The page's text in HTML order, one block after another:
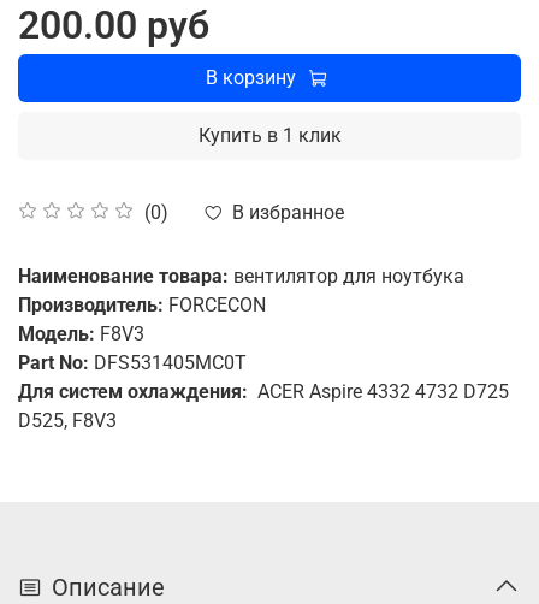
(0) В избранное
200.00 руб
В корзину
Купить в 1 клик
Наименование товара: вентилятор для ноутбука
Производитель: FORCECON
Модель: F8V3
Part No: DFS531405MC0T
Для систем охлаждения: ACER Aspire 4332 4732 D725
D525, F8V3
Описание